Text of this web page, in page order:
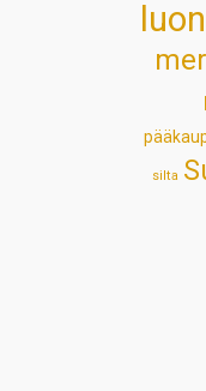
silta